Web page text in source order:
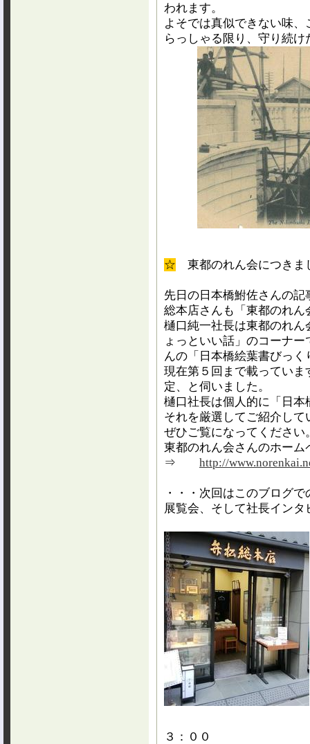
われます。
よそでは真似できない味
らっしゃる限り、守り続
☆ 東都のれん会につきま
先日の日本橋鮒佐さんの
総本店さんも「東都のれ
樋口純一社長は東都のれ
ょっといい話」のコーナ
んの「日本橋絵葉書びっ
現在第５回まで載ってい
定、と伺いました。
樋口社長は個人的に「日
それを厳選してご紹介して
ぜひご覧になってください
東都のれん会さんのホーム
⇒ http://
・・・次回はこのブログ
展覧会、そして社長イン
３：００